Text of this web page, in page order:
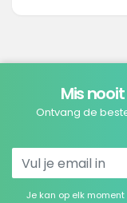
Mis
Ontvang de
Je kan op elk